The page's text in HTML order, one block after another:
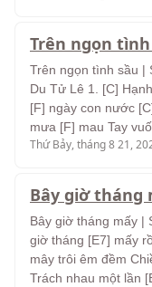
Trên ngọn
Trên ngọn tình sầu |
Du Tử Lê 1. [C]
[F] ngày con nước
mưa [F] mau Tay
Thứ Bảy, tháng 8 21,
Bây giờ tháng
Bây giờ tháng mấy |
giờ tháng [E7] mấy
mây trôi êm đềm
Trách nhau một lần